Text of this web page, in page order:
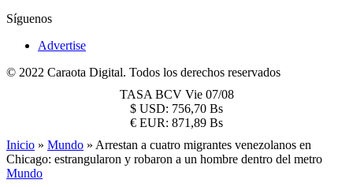
Síguenos
Advertise
© 2022 Caraota Digital. Todos los derechos reservados
TASA BCV Vie 07/08
$ USD: 756,70 Bs
€ EUR: 871,89 Bs
Inicio » Mundo » Arrestan a cuatro migrantes venezolanos en
Chicago: estrangularon y robaron a un hombre dentro del metro
Mundo